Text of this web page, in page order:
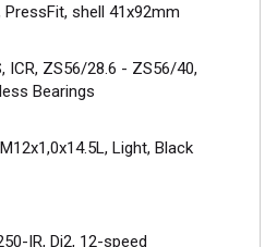
PressFit, shell 41x92mm
ICR, ZS56/28.6 - ZS56/40,
Bearings
Light, Black
IR, Di2, 12-speed